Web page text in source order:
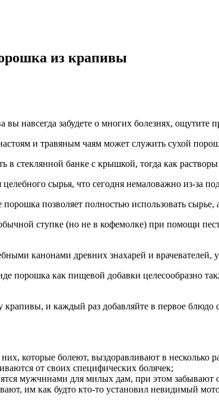
из крапивы
вы навсегда забудете о многих болезнях,
и травяным чаям может служить сухой
в стеклянной банке с крышкой, тогда как растворы
сырья, что сегодня немаловажно из-за
позволяет полностью использовать
ступке (но не в кофемолке) при помощи
канонами древних знахарей и
порошка как пищевой добавки целесообразно
крапивы, и каждый раз добавляйте в первое
которые болеют, выздоравливают в несколько
от своих специфических болячек;
мужчинами для милых дам, при этом забывают
им как будто кто-то установил невидимый